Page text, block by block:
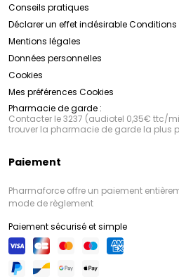
Conseils pratiques
Déclarer un effet indésirableConditions
Mentions légales
Données personnelles
Cookies
Mes préférences Cookies
Pharmacie de garde :
Contacter le 3237 (audiotel 0,35€ ttc/
trouver la pharmacie de garde la plus
Paiement
Pharmaforce offre un paiement
mode de règlement
Paiement sécurisé et simple